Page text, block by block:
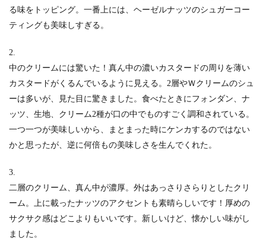
る味をトッピング。一番上には、ヘーゼルナッツのシュガーコー
ティングも美味しすぎる。
2.
中のクリームには驚いた！真ん中の濃いカスタードの周りを薄い
カスタードがくるんでいるように見える。2層やＷクリームのシュ
ーは多いが、見た目に驚きました。食べたときにフォンダン、ナ
ッツ、生地、クリーム2種が口の中でものすごく調和されている。
一つ一つが美味しいから、まとまった時にケンカするのではない
かと思ったが、逆に何倍もの美味しさを生んでくれた。
3.
二層のクリーム、真ん中が濃厚。外はあっさりさらりとしたクリ
ーム。上に載ったナッツのアクセントも素晴らしいです！厚めの
サクサク感はどこよりもいいです。新しいけど、懐かしい味がし
ました。